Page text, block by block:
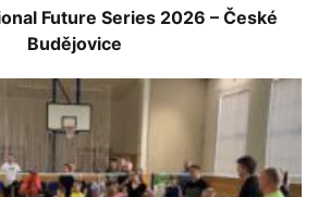
Future Series 2026 – České
Budějovice